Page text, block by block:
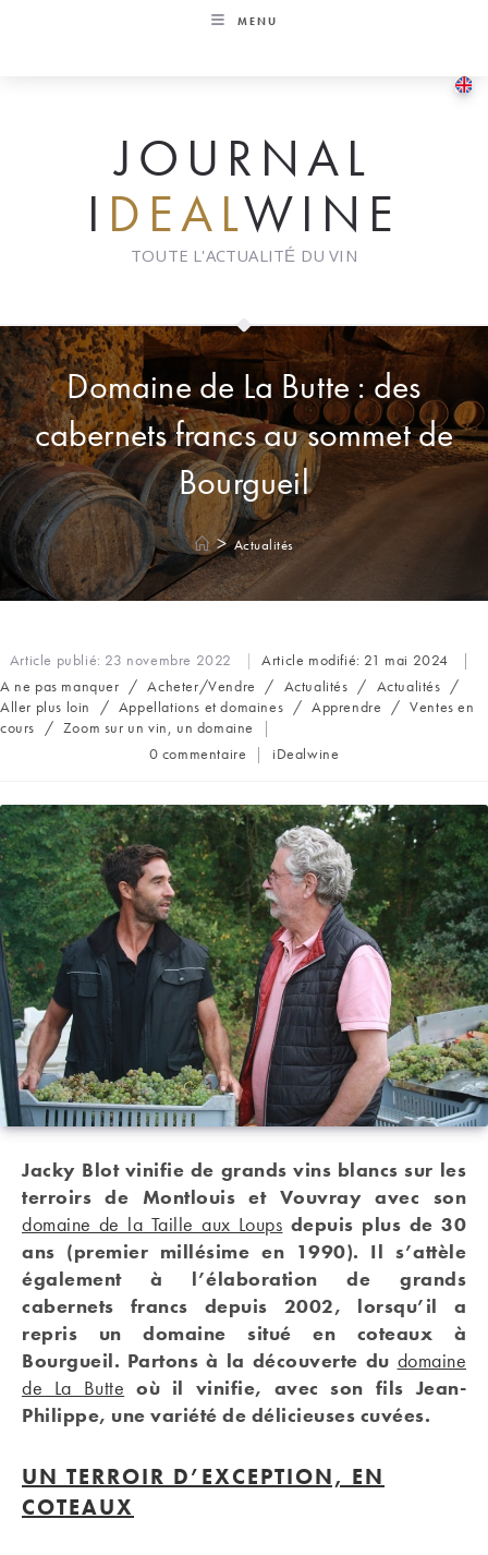
MENU
JOURNAL
I DEALWINE
TOUTE L'ACTUALITÉ DU VIN
Domaine de La Butte : des
cabernets francs au sommet de
Bourgueil
> Actualités
Article publié: 23 novembre 2022 Article modifié: 21 mai 2024
Post
category:
A ne pas manquer / Acheter/Vendre / Actualités / Actualités /
Aller plus loin
/ Appellations et domaines / Apprendre / Ventes en
cours
/ Zoom sur un vin, un domaine
Commentaires
publication :
0 commentaire
Auteur/autrice
publication :
iDealwine
Jacky Blot vinifie de grands vins blancs sur les
terroirs de Montlouis et Vouvray avec son
domaine de la Taille aux Loups depuis plus de 30
ans (premier millésime en 1990). Il s’attèle
également à l’élaboration de grands
cabernets francs depuis 2002, lorsqu’il a
repris un domaine situé en coteaux à
Bourgueil. Partons à la découverte du domaine
de La Butte où il vinifie, avec son fils Jean-
Philippe, une variété de délicieuses cuvées.
UN TERROIR D’EXCEPTION, EN
COTEAUX